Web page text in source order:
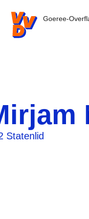
VVD.nl - Ga naar de
Goeree-
Statenlid